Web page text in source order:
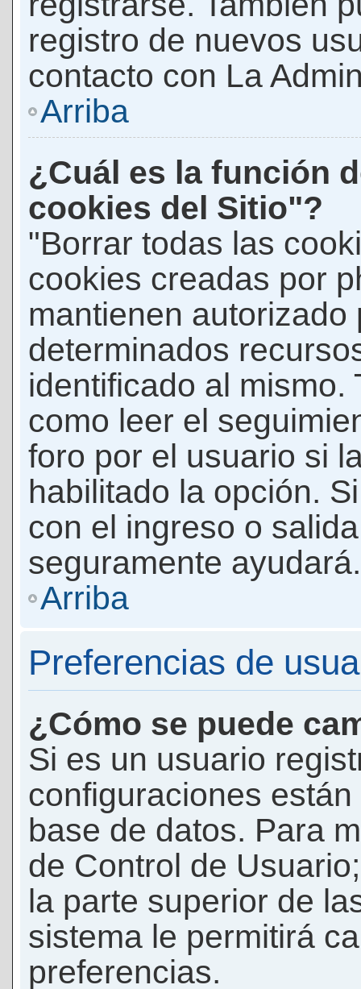
registro de nuevos
contacto con La
Arriba
¿Cuál es la función
cookies del Sitio"?
"Borrar todas las
cookies creadas por
mantienen autorizado
determinados
identificado al mismo.
como leer el
foro por el usuario si
habilitado la opción.
con el ingreso o
seguramente ayudará.
Arriba
Preferencias de
¿Cómo se puede
Si es un usuario
configuraciones
base de datos. Para
de Control de
la parte superior de
sistema le permitirá
preferencias.